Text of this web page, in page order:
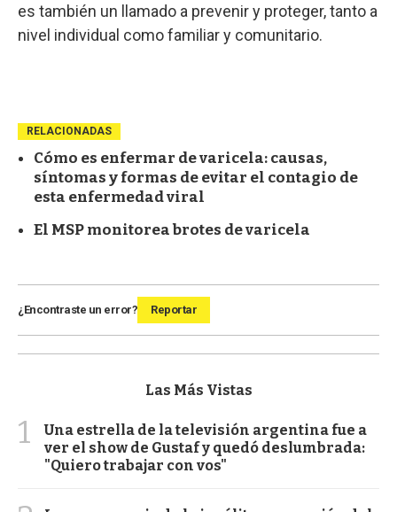
es también un llamado a prevenir y proteger, tanto a
nivel individual como familiar y comunitario.
RELACIONADAS
Cómo es enfermar de varicela: causas,
síntomas y formas de evitar el contagio de
esta enfermedad viral
El MSP monitorea brotes de varicela
¿Encontraste un error? Reportar
Las Más Vistas
1
Una estrella de la televisión argentina fue a
ver el show de Gustaf y quedó deslumbrada:
"Quiero trabajar con vos"